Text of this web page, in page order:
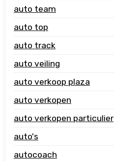
auto team
auto top
auto track
auto veiling
auto verkoop plaza
auto verkopen
auto verkopen particulier
auto's
autocoach